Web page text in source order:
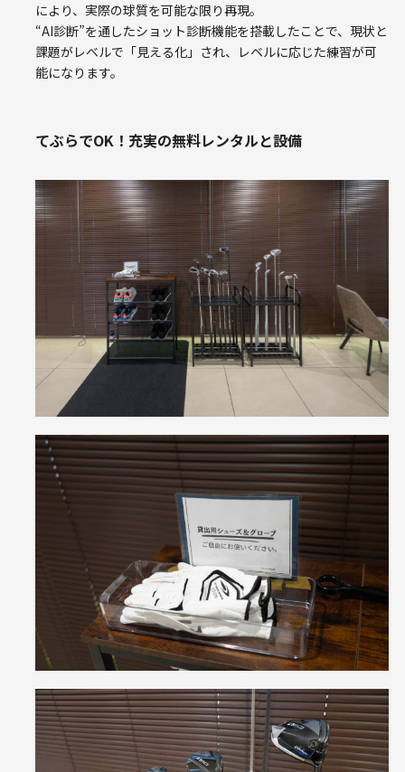
により、実際の球質を可能な限り再現。
“AI診断”を通したショット診断機能を搭載したことで、現状と
課題がレベルで「見える化」され、レベルに応じた練習が可
能になります。
てぶらでOK！充実の無料レンタルと設備